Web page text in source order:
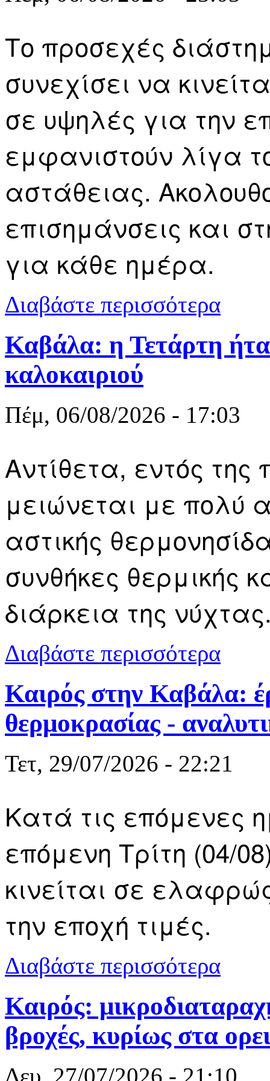
Το προσεχές
συνεχίσει να
σε υψηλές για την
εμφανιστούν λίγα
αστάθειας.
επισημάνσεις και
για κάθε ημέρα.
Διαβάστε περισσότερα
Καβάλα: η Τετάρτη
καλοκαιριού
Πέμ, 06/08/2026 - 17:03
Αντίθετα, εντός
μειώνεται με πολύ
αστικής
συνθήκες θερμικής
διάρκεια της
Διαβάστε περισσότερα
Καιρός στην Καβάλα:
θερμοκρασίας -
Τετ, 29/07/2026 - 22:21
Κατά τις επόμενες
επόμενη Τρίτη (04/
κινείται σε
την εποχή τιμές.
Διαβάστε περισσότερα
Καιρός:
βροχές, κυρίως στα
Δευ, 27/07/2026 - 21:10